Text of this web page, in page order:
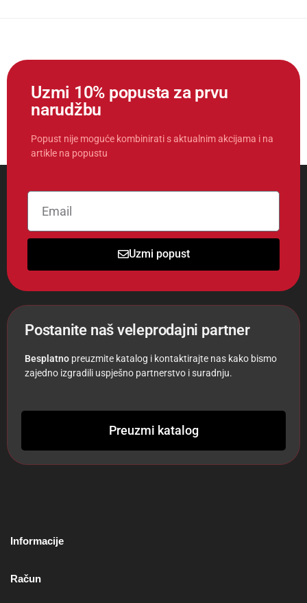
Uzmi 10% popusta za prvu
narudžbu
Popust nije moguće kombinirati s aktualnim akcijama i na
artikle na popustu
Uzmi popust
Postanite naš veleprodajni partner
Besplatno preuzmite katalog i kontaktirajte nas kako bismo
zajedno izgradili uspješno partnerstvo i suradnju.
Preuzmi katalog
Informacije
Račun